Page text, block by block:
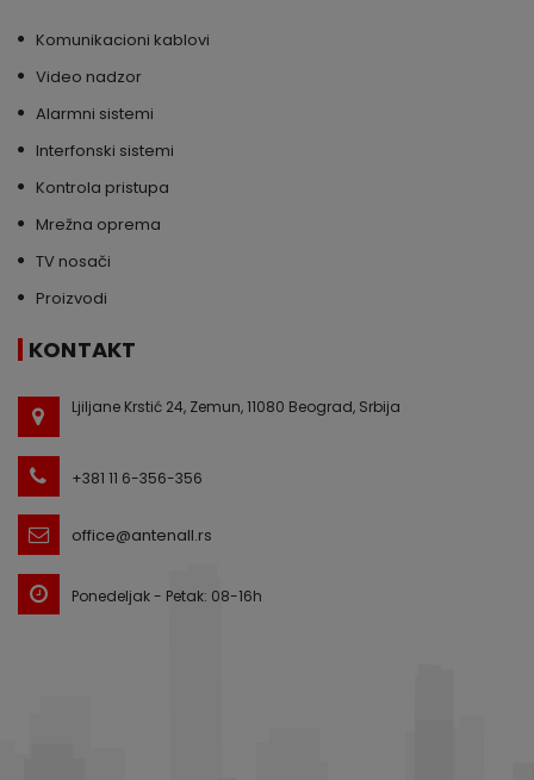
Komunikacioni kablovi
Video nadzor
Alarmni sistemi
Interfonski sistemi
Kontrola pristupa
Mrežna oprema
TV nosači
Proizvodi
KONTAKT
Ljiljane Krstić 24, Zemun, 11080 Beograd, Srbija
+381 11 6-356-356
office@antenall.rs
Ponedeljak - Petak: 08-16h